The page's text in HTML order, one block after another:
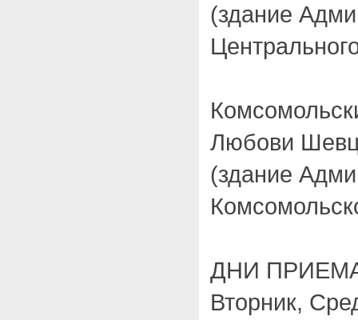
(здание
Любови
(здание
ДНИ
Вторник,